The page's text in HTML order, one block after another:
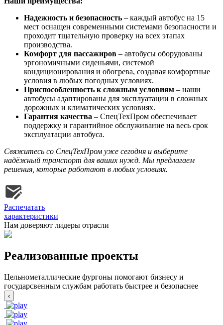
Надежность и безопасность – каждый автобус на 15
мест оснащен современными системами безопасности и
проходит тщательную проверку на всех этапах
производства.
Комфорт для пассажиров – автобусы оборудованы
эргономичными сиденьями, системой
кондиционирования и обогрева, создавая комфортные
условия в любых погодных условиях.
Приспособленность к сложным условиям – наши
автобусы адаптированы для эксплуатации в сложных
дорожных и климатических условиях.
Гарантия качества – СпецТехПром обеспечивает
поддержку и гарантийное обслуживание на весь срок
эксплуатации автобуса.
Свяжитесь со СпецТехПром уже сегодня и выберите
надёжный транспорт для ваших нужд. Мы предлагаем
решения, которые работают в любых условиях.
Распечатать
характеристики
Нам доверяют лидеры отрасли
Реализованные проекты
Цельнометаллические фургоны помогают бизнесу и
государсвенным службам работать быстрее и безопаснее
‹